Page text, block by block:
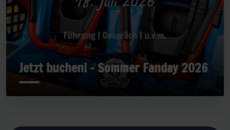
Jetzt buchen! - Sommer Fanday 2026